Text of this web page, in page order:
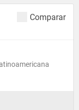
Comparar